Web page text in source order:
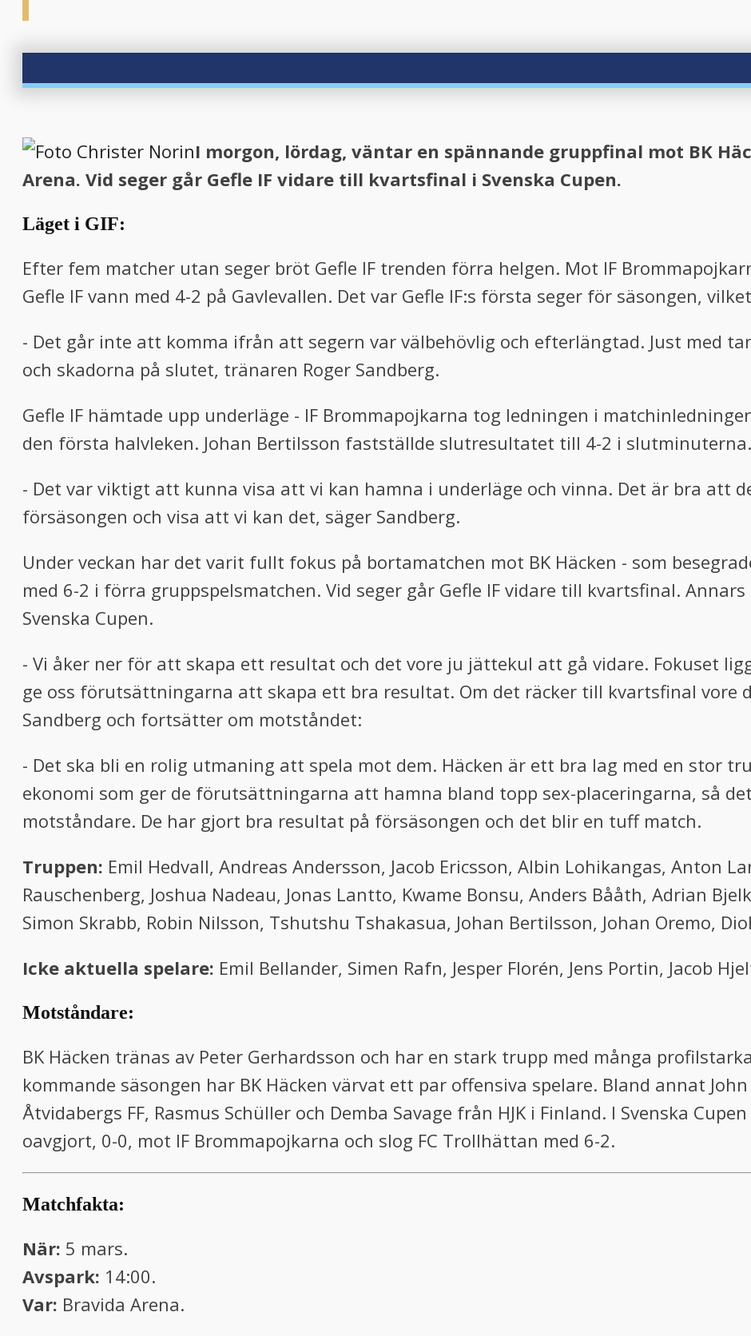
I morgon, lördag, väntar en spännande gruppfinal mot BK
Arena. Vid seger går Gefle IF vidare till kvartsfinal i Svenska Cupen.
Läget i GIF:
Efter fem matcher utan seger bröt Gefle IF trenden förra helgen. Mot IF
Gefle IF vann med 4-2 på Gavlevallen. Det var Gefle IF:s första seger för säsongen,
- Det går inte att komma ifrån att segern var välbehövlig och efterlängtad. Just med
och skadorna på slutet, tränaren Roger Sandberg.
Gefle IF hämtade upp underläge - IF Brommapojkarna tog ledningen i
den första halvleken. Johan Bertilsson fastställde slutresultatet till 4-2 i slutminuterna.
- Det var viktigt att kunna visa att vi kan hamna i underläge och vinna. Det är bra att
försäsongen och visa att vi kan det, säger Sandberg.
Under veckan har det varit fullt fokus på bortamatchen mot BK Häcken - som
med 6-2 i förra gruppspelsmatchen. Vid seger går Gefle IF vidare till kvartsfinal.
Svenska Cupen.
- Vi åker ner för att skapa ett resultat och det vore ju jättekul att gå vidare. Fokuset
ge oss förutsättningarna att skapa ett bra resultat. Om det räcker till kvartsfinal vore
Sandberg och fortsätter om motståndet:
- Det ska bli en rolig utmaning att spela mot dem. Häcken är ett bra lag med en stor
ekonomi som ger de förutsättningarna att hamna bland topp sex-placeringarna, så
motståndare. De har gjort bra resultat på försäsongen och det blir en tuff match.
Truppen: Emil Hedvall, Andreas Andersson, Jacob Ericsson, Albin Lohikangas, Anton
Rauschenberg, Joshua Nadeau, Jonas Lantto, Kwame Bonsu, Anders Bååth, Adrian
Simon Skrabb, Robin Nilsson, Tshutshu Tshakasua, Johan Bertilsson, Johan Oremo,
Icke aktuella spelare: Emil Bellander, Simen Rafn, Jesper Florén, Jens Portin, Jacob
Motståndare:
BK Häcken tränas av Peter Gerhardsson och har en stark trupp med många
kommande säsongen har BK Häcken värvat ett par offensiva spelare. Bland annat
Åtvidabergs FF, Rasmus Schüller och Demba Savage från HJK i Finland. I Svenska
oavgjort, 0-0, mot IF Brommapojkarna och slog FC Trollhättan med 6-2.
Matchfakta:
När: 5 mars.
Avspark: 14:00.
Var: Bravida Arena.